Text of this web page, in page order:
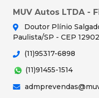
MUV Autos LTDA -
Doutor Plínio
Paulista/SP - CEP
(11)95317-6898
(11)91455-1514